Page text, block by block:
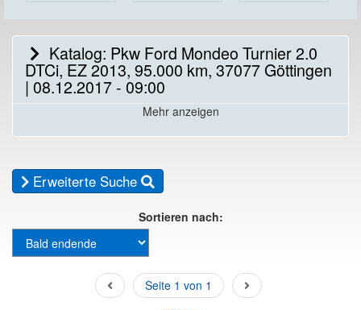
Katalog: Pkw Ford Mondeo Turnier 2.0
DTCi, EZ 2013, 95.000 km, 37077 Göttingen
| 08.12.2017 - 09:00
Mehr anzeigen
Erweiterte Suche
Sortieren nach:
Seite 1 von 1